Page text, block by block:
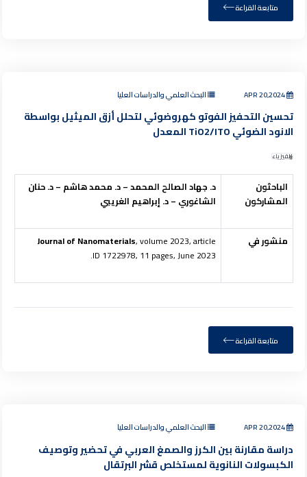
متابعة القراءة
APR 20,2024 البحث العلمي والدراسات العليا
تحسين التحفيز الفوتو كهروضوئي لتحلل أزق الميثيل بواسطة
الانود الضوئي TiO2/ITO المعدل
الفيزياء
الباحثون
المشاركون
د. جهاد الصالح المحمد – د. محمد هاشم – د. حنان
الشاغوري – د. إبراهيم الغريبي
منشور في Journal of Nanomaterials, volume 2023, article
ID 1722978, 11 pages, June 2023.
متابعة القراءة
APR 20,2024 البحث العلمي والدراسات العليا
دراسة مقارنة بين الكرز والصمغ العربي في تحضير وتوصيف
الكبسولات النانوية لمستخلص قشر البرتقال